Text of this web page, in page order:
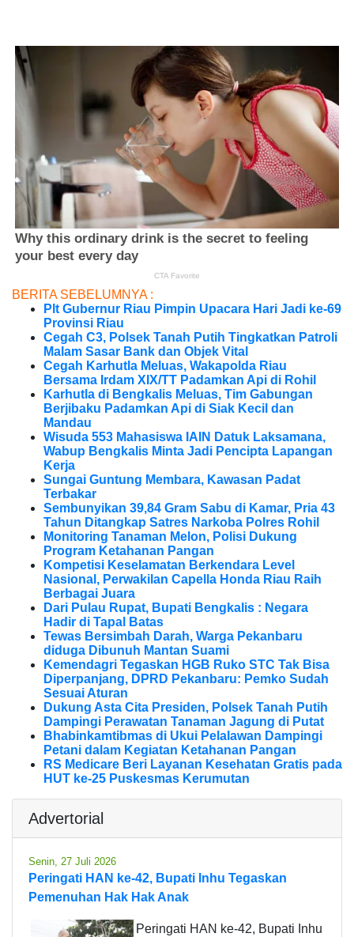
BERITA SEBELUMNYA :
Plt Gubernur Riau Pimpin Upacara Hari Jadi ke-69
Provinsi Riau
Cegah C3, Polsek Tanah Putih Tingkatkan Patroli
Malam Sasar Bank dan Objek Vital
Cegah Karhutla Meluas, Wakapolda Riau
Bersama Irdam XIX/TT Padamkan Api di Rohil
Karhutla di Bengkalis Meluas, Tim Gabungan
Berjibaku Padamkan Api di Siak Kecil dan
Mandau
Wisuda 553 Mahasiswa IAIN Datuk Laksamana,
Wabup Bengkalis Minta Jadi Pencipta Lapangan
Kerja
Sungai Guntung Membara, Kawasan Padat
Terbakar
Sembunyikan 39,84 Gram Sabu di Kamar, Pria 43
Tahun Ditangkap Satres Narkoba Polres Rohil
Monitoring Tanaman Melon, Polisi Dukung
Program Ketahanan Pangan
Kompetisi Keselamatan Berkendara Level
Nasional, Perwakilan Capella Honda Riau Raih
Berbagai Juara
Dari Pulau Rupat, Bupati Bengkalis : Negara
Hadir di Tapal Batas
Tewas Bersimbah Darah, Warga Pekanbaru
diduga Dibunuh Mantan Suami
Kemendagri Tegaskan HGB Ruko STC Tak Bisa
Diperpanjang, DPRD Pekanbaru: Pemko Sudah
Sesuai Aturan
Dukung Asta Cita Presiden, Polsek Tanah Putih
Dampingi Perawatan Tanaman Jagung di Putat
Bhabinkamtibmas di Ukui Pelalawan Dampingi
Petani dalam Kegiatan Ketahanan Pangan
RS Medicare Beri Layanan Kesehatan Gratis pada
HUT ke-25 Puskesmas Kerumutan
Advertorial
Senin, 27 Juli 2026
Peringati HAN ke-42, Bupati Inhu Tegaskan
Pemenuhan Hak Hak Anak
Peringati HAN ke-42, Bupati Inhu